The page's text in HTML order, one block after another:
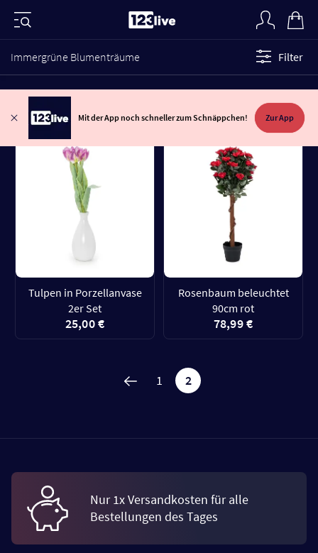
Immergrüne Blumenträume Filter
Mit der App noch schneller zum Schnäppchen! Zur App
Tulpen in Porzellanvase
2er Set
25,00 €
Rosenbaum beleuchtet
90cm rot
78,99 €
1 2
Nur 1x Versandkosten für alle
Bestellungen des Tages